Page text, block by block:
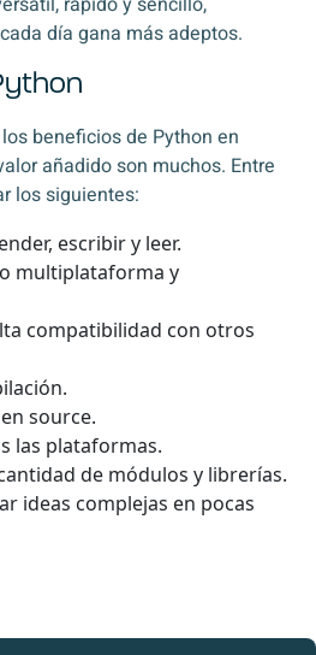
día gana más adeptos.
beneficios de Python en
añadido son muchos. Entre
los siguientes:
escribir y leer.
multiplataforma y
compatibilidad con otros
source.
las plataformas.
de módulos y librerías.
ideas complejas en pocas